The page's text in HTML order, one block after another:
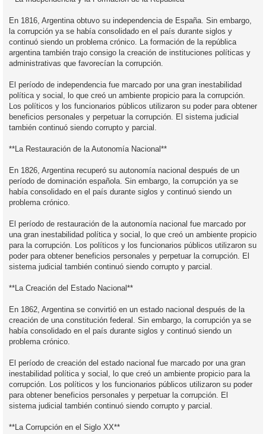
En 1816, Argentina obtuvo su independencia de España. Sin embargo,
la corrupción ya se había consolidado en el país durante siglos y
continuó siendo un problema crónico. La formación de la república
argentina también trajo consigo la creación de instituciones políticas y
administrativas que favorecían la corrupción.
El período de independencia fue marcado por una gran inestabilidad
política y social, lo que creó un ambiente propicio para la corrupción.
Los políticos y los funcionarios públicos utilizaron su poder para obtener
beneficios personales y perpetuar la corrupción. El sistema judicial
también continuó siendo corrupto y parcial.
**La Restauración de la Autonomía Nacional**
En 1826, Argentina recuperó su autonomía nacional después de un
período de dominación española. Sin embargo, la corrupción ya se
había consolidado en el país durante siglos y continuó siendo un
problema crónico.
El período de restauración de la autonomía nacional fue marcado por
una gran inestabilidad política y social, lo que creó un ambiente propicio
para la corrupción. Los políticos y los funcionarios públicos utilizaron su
poder para obtener beneficios personales y perpetuar la corrupción. El
sistema judicial también continuó siendo corrupto y parcial.
**La Creación del Estado Nacional**
En 1862, Argentina se convirtió en un estado nacional después de la
creación de una constitución federal. Sin embargo, la corrupción ya se
había consolidado en el país durante siglos y continuó siendo un
problema crónico.
El período de creación del estado nacional fue marcado por una gran
inestabilidad política y social, lo que creó un ambiente propicio para la
corrupción. Los políticos y los funcionarios públicos utilizaron su poder
para obtener beneficios personales y perpetuar la corrupción. El
sistema judicial también continuó siendo corrupto y parcial.
**La Corrupción en el Siglo XX**